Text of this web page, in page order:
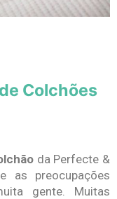
Colchões
da Perfecte &
preocupações
gente. Muitas